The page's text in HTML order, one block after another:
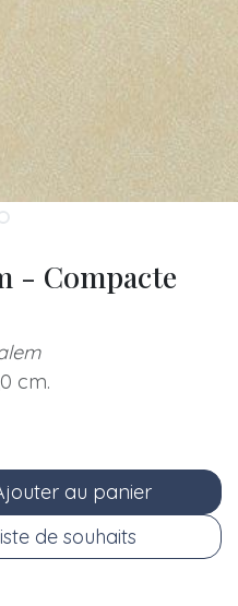
- Compacte
cm.
au panier
de souhaits